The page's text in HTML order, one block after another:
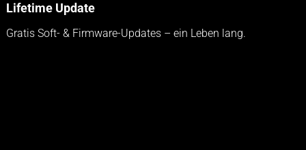
Lifetime Update
Gratis Soft- & Firmware-Updates – ein Leben lang.